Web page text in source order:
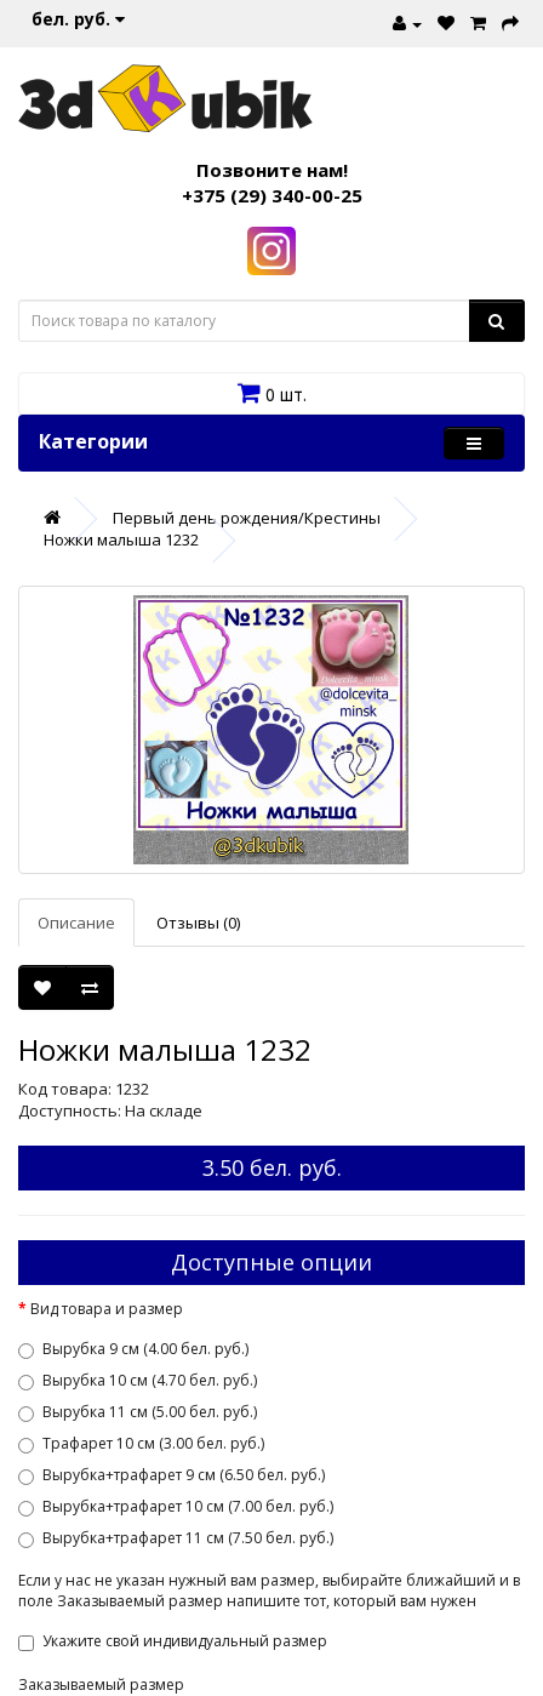
бел. руб.
Позвоните нам!
+375 (29) 340-00-25
0 шт.
Категории
Первый день рождения/Крестины
Ножки малыша 1232
Описание Отзывы (0)
Ножки малыша 1232
Код товара: 1232
Доступность: На складе
3.50 бел. руб.
Доступные опции
Вид товара и размер
Вырубка 9 см (4.00 бел. руб.)
Вырубка 10 см (4.70 бел. руб.)
Вырубка 11 см (5.00 бел. руб.)
Трафарет 10 см (3.00 бел. руб.)
Вырубка+трафарет 9 см (6.50 бел. руб.)
Вырубка+трафарет 10 см (7.00 бел. руб.)
Вырубка+трафарет 11 см (7.50 бел. руб.)
Если у нас не указан нужный вам размер, выбирайте ближайший и в
поле Заказываемый размер напишите тот, который вам нужен
Укажите свой индивидуальный размер
Заказываемый размер